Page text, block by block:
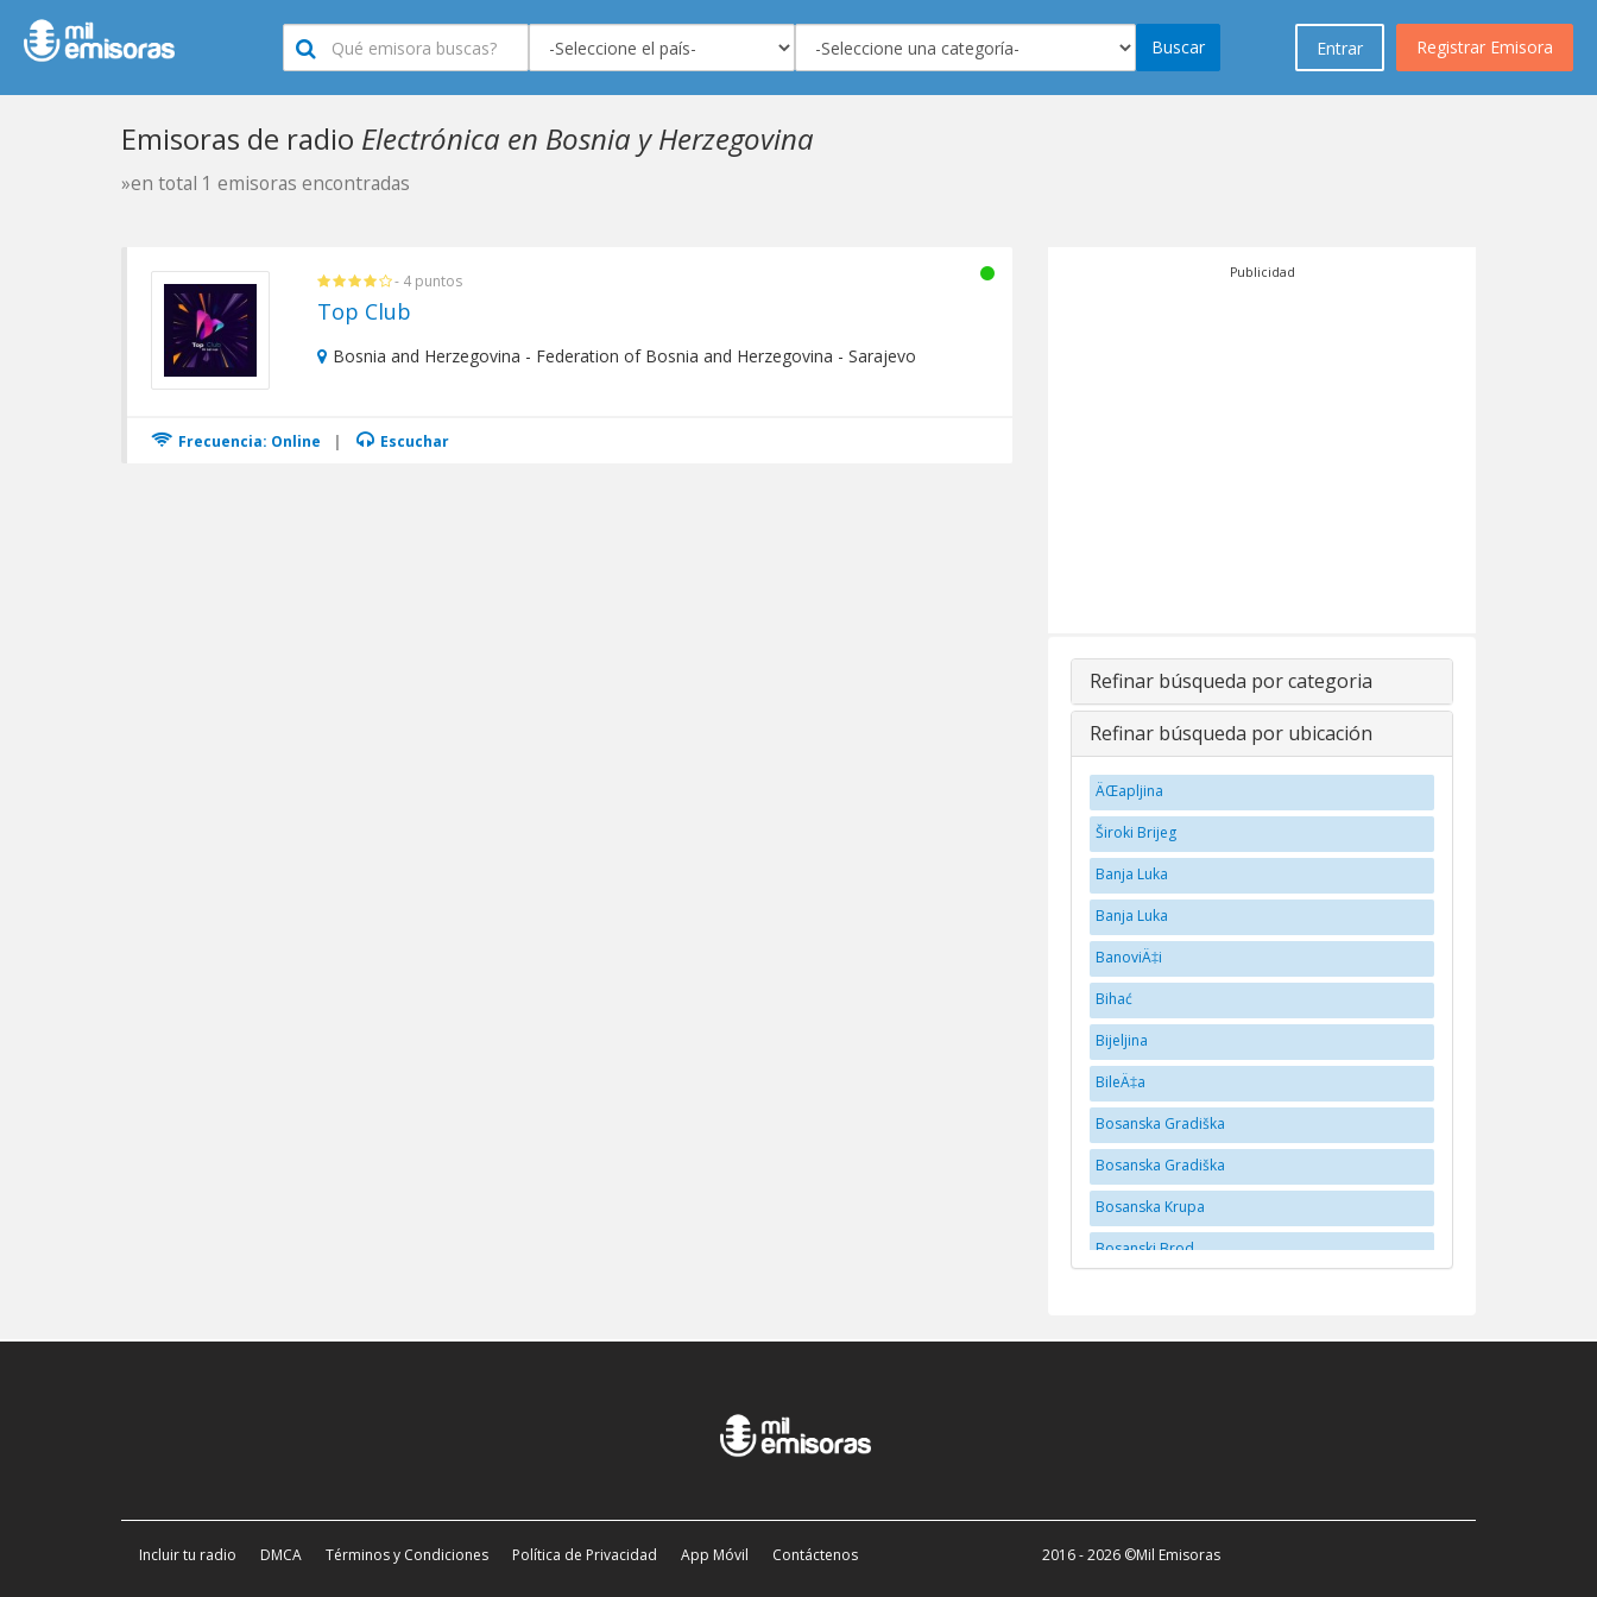
Registrar Emisora
Entrar
Buscar
Emisoras de radio Electrónica en Bosnia y Herzegovina
»en total 1 emisoras encontradas
- 4 puntos
Top Club
Bosnia and Herzegovina - Federation of Bosnia and Herzegovina - Sarajevo
Frecuencia: Online | Escuchar
Publicidad
Refinar búsqueda por categoria
Refinar búsqueda por ubicación
ÄŒapljina
Široki Brijeg
Banja Luka
Banja Luka
BanoviÄ‡i
Bihać
Bijeljina
BileÄ‡a
Bosanska Gradiška
Bosanska Gradiška
Bosanska Krupa
Bosanski Brod
Incluir tu radio DMCA Términos y Condiciones Política de Privacidad App Móvil Contáctenos 2016 - 2026 ©Mil Emisoras